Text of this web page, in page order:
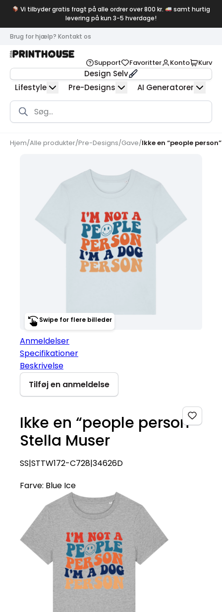
Vi tilbyder gratis fragt på alle ordrer over 800 kr.
samt hurtig
levering på kun 3-5 hverdage!
Brug for hjælp? Kontakt os
Support Favoritter Konto Kurv
Design Selv
Lifestyle
Pre-Designs AI Generatorer
Products
search
Hjem/Alle produkter/Pre-Designs/Gave/Ikke en “people
Swipe for flere billeder
Anmeldelser
Specifikationer
Beskrivelse
Tilføj en anmeldelse
Ikke en “people person”
Stella Muser
SS|STTW172-C728|34626D
Farve: Blue Ice